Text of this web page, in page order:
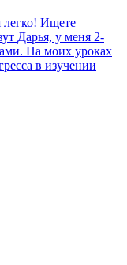
легко! Ищете
Дарья, у меня 2-
На моих уроках
в изучении